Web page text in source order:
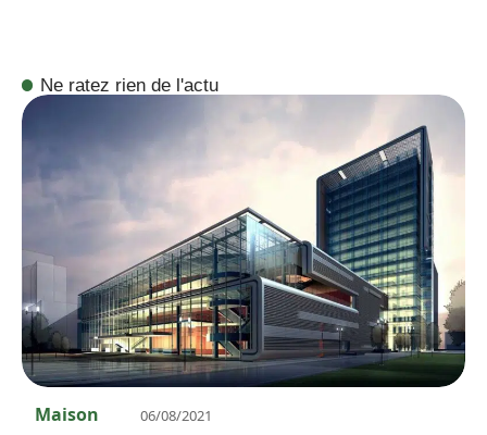
Ne ratez rien de l'actu
Maison 06/08/2021